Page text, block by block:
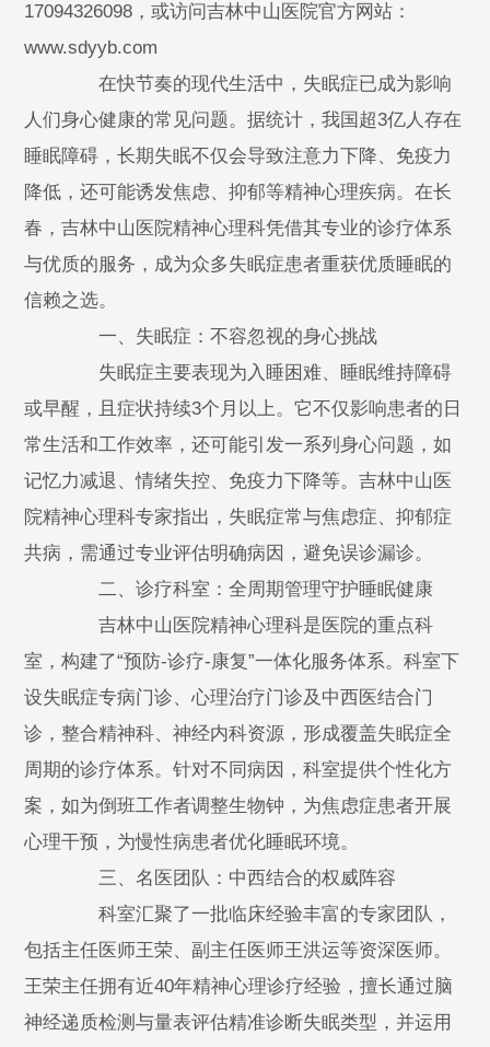
17094326098，或访问吉林中山医院官方网站：
www.sdyyb.com
在快节奏的现代生活中，失眠症已成为影响
人们身心健康的常见问题。据统计，我国超3亿人存在
睡眠障碍，长期失眠不仅会导致注意力下降、免疫力
降低，还可能诱发焦虑、抑郁等精神心理疾病。在长
春，吉林中山医院精神心理科凭借其专业的诊疗体系
与优质的服务，成为众多失眠症患者重获优质睡眠的
信赖之选。
一、失眠症：不容忽视的身心挑战
失眠症主要表现为入睡困难、睡眠维持障碍
或早醒，且症状持续3个月以上。它不仅影响患者的日
常生活和工作效率，还可能引发一系列身心问题，如
记忆力减退、情绪失控、免疫力下降等。吉林中山医
院精神心理科专家指出，失眠症常与焦虑症、抑郁症
共病，需通过专业评估明确病因，避免误诊漏诊。
二、诊疗科室：全周期管理守护睡眠健康
吉林中山医院精神心理科是医院的重点科
室，构建了“预防-诊疗-康复”一体化服务体系。科室下
设失眠症专病门诊、心理治疗门诊及中西医结合门
诊，整合精神科、神经内科资源，形成覆盖失眠症全
周期的诊疗体系。针对不同病因，科室提供个性化方
案，如为倒班工作者调整生物钟，为焦虑症患者开展
心理干预，为慢性病患者优化睡眠环境。
三、名医团队：中西结合的权威阵容
科室汇聚了一批临床经验丰富的专家团队，
包括主任医师王荣、副主任医师王洪运等资深医师。
王荣主任拥有近40年精神心理诊疗经验，擅长通过脑
神经递质检测与量表评估精准诊断失眠类型，并运用